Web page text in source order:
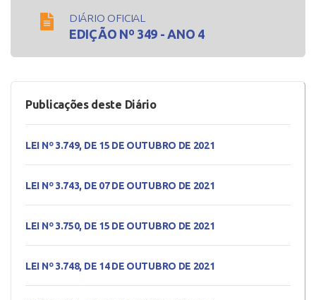
DIÁRIO OFICIAL
EDIÇÃO Nº 349 - ANO 4
Publicações deste Diário
LEI Nº 3.749, DE 15 DE OUTUBRO DE 2021
LEI Nº 3.743, DE 07 DE OUTUBRO DE 2021
LEI Nº 3.750, DE 15 DE OUTUBRO DE 2021
LEI Nº 3.748, DE 14 DE OUTUBRO DE 2021